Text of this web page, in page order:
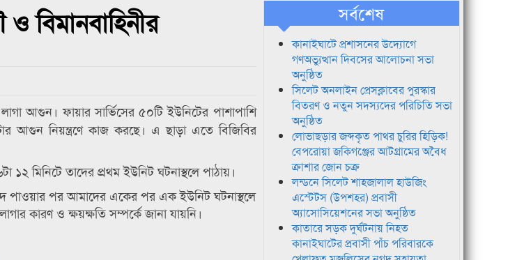
৫ দিনের রিমান্ড চাইবে পুলিশ
বিমানবাহিনীর
আগুন। ফায়ার সার্ভিসের ৫০টি ইউনিটের পাশাপাশি
আগুন নিয়ন্ত্রণে কাজ করছে। এ ছাড়া এতে বিজিবির
মিনিটে তাদের প্রথম ইউনিট ঘটনাস্থলে পাঠায়।
পাওয়ার পর আমাদের একের পর এক ইউনিট ঘটনাস্থলে
কারণ ও ক্ষয়ক্ষতি সম্পর্কে জানা যায়নি।
সর্বশেষ
কানাইঘাটে প্রশাসনের উদ্যোগে
গণঅভ্যুত্থান দিবসের আলোচনা সভা
অনুষ্ঠিত
সিলেট অনলাইন প্রেসক্লাবের পুরস্কার
বিতরণ ও নতুন সদস্যদের পরিচিতি সভা
অনুষ্ঠিত
লোভাছড়ার জব্দকৃত পাথর চুরির হিড়িক!
বেপরোয়া জকিগঞ্জের আটগ্রামের অবৈধ
ক্রাশার জোন চক্র
লন্ডনে সিলেট শাহজালাল হাউজিং
এস্টেটস (উপশহর) প্রবাসী
অ্যাসোসিয়েশনের সভা অনুষ্ঠিত
কাতারে সড়ক দুর্ঘটনায় নিহত
কানাইঘাটের প্রবাসী পাঁচ পরিবারকে